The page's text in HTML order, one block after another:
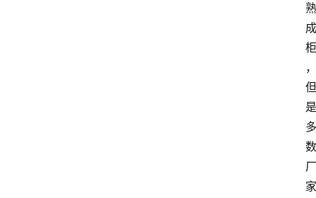
熟
成
柜
，
但
是
多
数
厂
家